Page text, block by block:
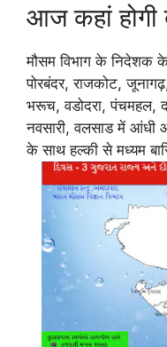
आज कहां होगी
मौसम विभाग के निदेशक
पोरबंदर, राजकोट,
भरूच, वडोदरा, पंचमहल,
नवसारी, वलसाड में आंधी
के साथ हल्की से मध्यम